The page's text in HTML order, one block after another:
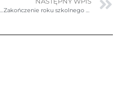
ZMIANY W PLANIE NA DZIEN 22.06.2022r. środa Zakończenie roku szkolnego 2021/2022